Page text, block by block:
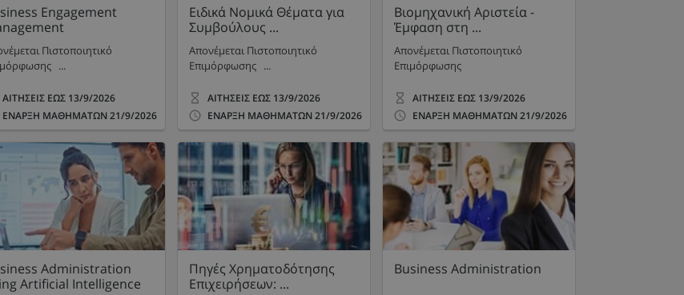
Engagement
Πιστοποιητικό
...
ΑΙΤΗΣΕΙΣ ΕΩΣ 13/9/2026
ΕΝΑΡΞΗ ΜΑΘΗΜΑΤΩΝ 21/9/2026
Ειδικά Νομικά Θέματα για
Συμβούλους ...
Απονέμεται Πιστοποιητικό
Επιμόρφωσης ...
ΑΙΤΗΣΕΙΣ ΕΩΣ 13/9/2026
ΕΝΑΡΞΗ ΜΑΘΗΜΑΤΩΝ 21/9/2026
Βιομηχανική Αριστεία -
Έμφαση στη ...
Απονέμεται Πιστοποιητικό
Επιμόρφωσης
ΑΙΤΗΣΕΙΣ ΕΩΣ 13/9/2026
ΕΝΑΡΞΗ ΜΑΘΗΜΑΤΩΝ 21/9/2026
Administration
Artificial Intelligence
Πηγές Χρηματοδότησης
Επιχειρήσεων: ...
Business Administration